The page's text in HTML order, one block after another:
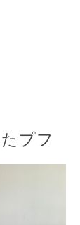
プフ